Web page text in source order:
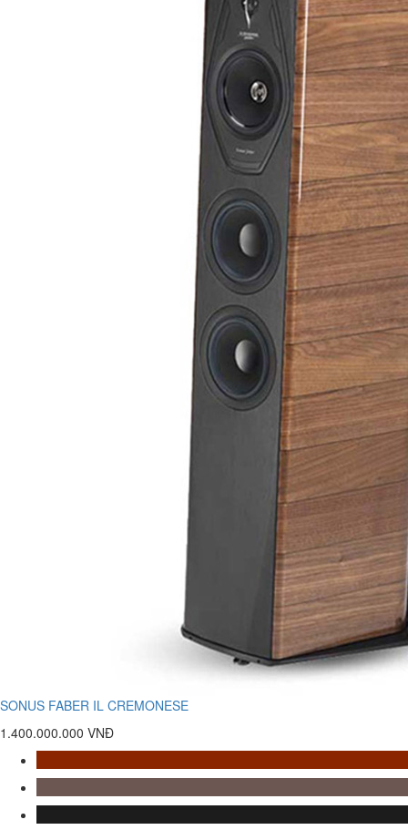
SONUS FABER IL CREMONESE
1.400.000.000 VNĐ